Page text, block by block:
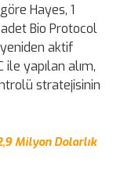
Hayes, 1
Bio Protocol
yeniden aktif
ile yapılan alım,
stratejisinin
Milyon Dolarlık